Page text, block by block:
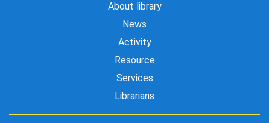
About library
News
Activity
Resource
Services
Librarians